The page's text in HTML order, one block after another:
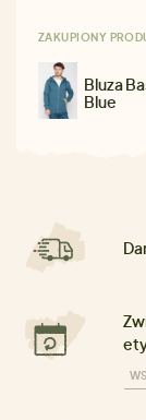
ZAKUPIONY
Bluza
Blue